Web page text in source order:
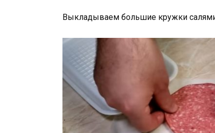
Выкладываем большие кружки салями